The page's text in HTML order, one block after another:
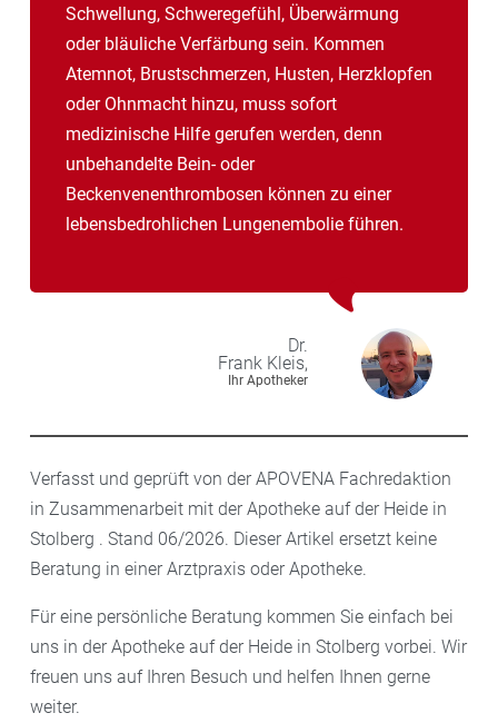
Schwellung, Schweregefühl, Überwärmung
oder bläuliche Verfärbung sein. Kommen
Atemnot, Brustschmerzen, Husten, Herzklopfen
oder Ohnmacht hinzu, muss sofort
medizinische Hilfe gerufen werden, denn
unbehandelte Bein- oder
Beckenvenenthrombosen können zu einer
lebensbedrohlichen Lungenembolie führen.
Dr.
Frank Kleis,
Ihr Apotheker
Verfasst und geprüft von der APOVENA Fachredaktion
in Zusammenarbeit mit der Apotheke auf der Heide in
Stolberg . Stand 06/2026. Dieser Artikel ersetzt keine
Beratung in einer Arztpraxis oder Apotheke.
Für eine persönliche Beratung kommen Sie einfach bei
uns in der Apotheke auf der Heide in Stolberg vorbei. Wir
freuen uns auf Ihren Besuch und helfen Ihnen gerne
weiter.